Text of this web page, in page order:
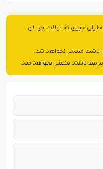
خبری تحــولات جهــان
باشند منتشر نخواهد شد.
باشند منتشر نخواهد شد.